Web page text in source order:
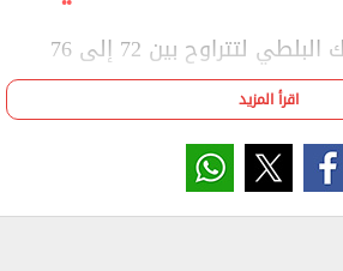
استقرت أسعار السمك البلطي لتتراوح بين 72 إلى 76
واستقر سعر السمك البياض الأملس ليترواح بين 150 و250
بين 100 و600 جنيه.
اما أسعار المكرونة السويسى فتراوحت بين 80 إلى 140
اقرأ المزيد